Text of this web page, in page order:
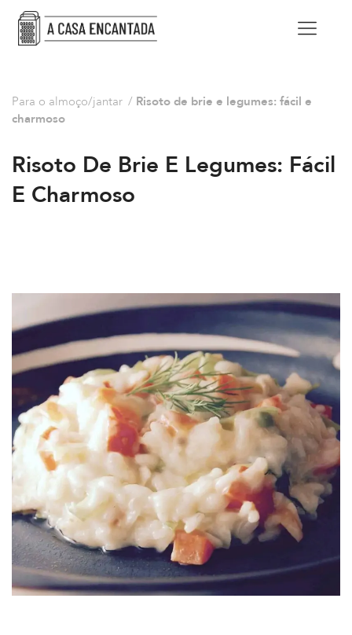
Para o almoço/jantar / Risoto de brie e legumes: fácil e
charmoso
Risoto De Brie E Legumes: Fácil
E Charmoso